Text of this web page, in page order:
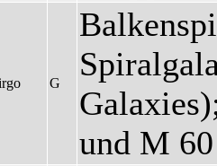
G
und M 60